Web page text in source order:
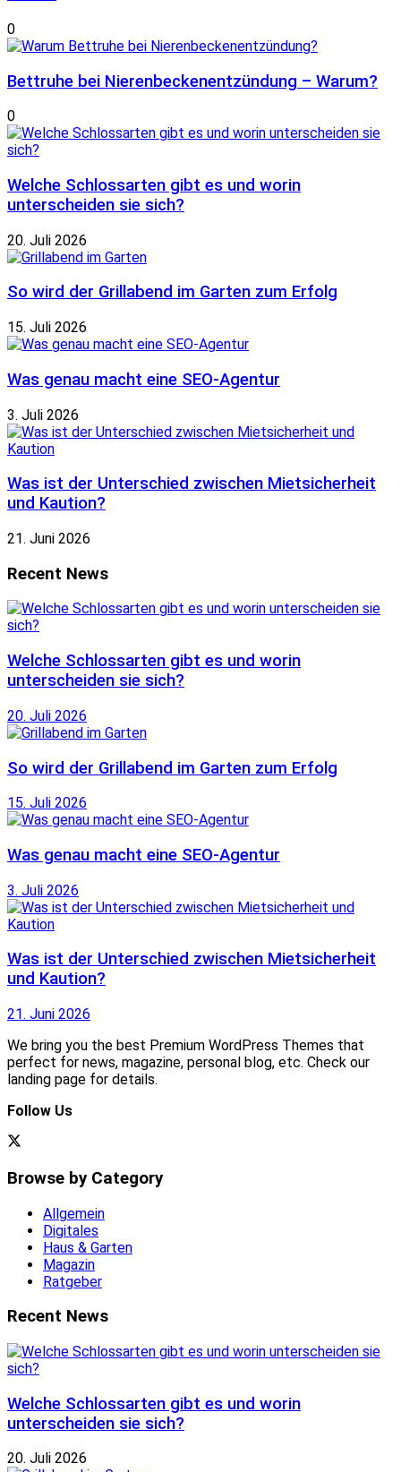
0
Bettruhe bei Nierenbeckenentzündung – Warum?
0
Welche Schlossarten gibt es und worin
unterscheiden sie sich?
20. Juli 2026
So wird der Grillabend im Garten zum Erfolg
15. Juli 2026
Was genau macht eine SEO-Agentur
3. Juli 2026
Was ist der Unterschied zwischen Mietsicherheit
und Kaution?
21. Juni 2026
Recent News
Welche Schlossarten gibt es und worin
unterscheiden sie sich?
20. Juli 2026
So wird der Grillabend im Garten zum Erfolg
15. Juli 2026
Was genau macht eine SEO-Agentur
3. Juli 2026
Was ist der Unterschied zwischen Mietsicherheit
und Kaution?
21. Juni 2026
We bring you the best Premium WordPress Themes that
perfect for news, magazine, personal blog, etc. Check our
landing page for details.
Follow Us
Browse by Category
Allgemein
Digitales
Haus & Garten
Magazin
Ratgeber
Recent News
Welche Schlossarten gibt es und worin
unterscheiden sie sich?
20. Juli 2026